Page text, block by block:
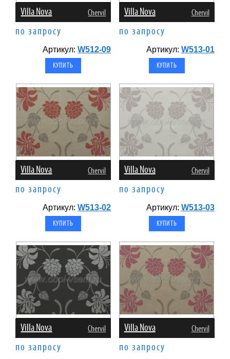
Villa Nova Chervil
по запросу
Артикул:W512-09
Villa Nova Chervil
по запросу
Артикул: W513-01
Villa Nova Chervil
по запросу
Артикул:W513-02
Villa Nova Chervil
по запросу
Артикул: W513-03
Villa Nova Chervil
по запросу
Villa Nova Chervil
по запросу